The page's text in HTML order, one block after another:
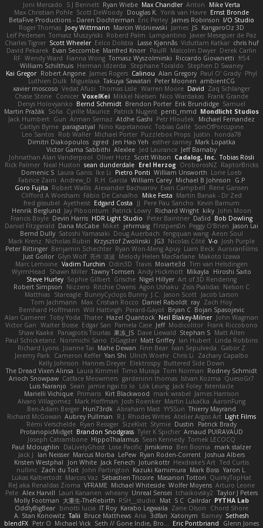
Joni Mercado S J Bennett Ryan Wiebe Max Chandler Anton
Mike Verta
Max Christian Pohle Scott DeWoody Douglas K. Yorik van Havre Ernst Bronde
BetaFive Productions - Daren Dochterman Eric Perley James Robinson I/O Studio
Roger Thomas Joey Wittmann Marcin Wiśniewski James JS KangaroOz 3D
Leif Pedersen Tomasz Muszyński Roberd Palm Lampantino Javier Meseguer de Paz
Charles Tigner Scott Wheeler Eelco Dolstra Lasse Kjønnås Viduttam Katkar chris huf
David Pekarek Evan Seccombe Manfred Knorr PaulR Malcolm Dwyer Derek Carlin
RF Wendy Ward Fianna Wong Tomasz Wyszolmirski Riccardo Giovanetti fr54
William Schilthuis Herman Idzerda Stephane Toraldo Stephen D Swaney
Kai Gregor Robert Angone James Rogers Calinou Alan Gregory Paul O' Grady Phyl
Luthien Dulk Miguelaxa Takuya Sawatari Peter Moonen ambientCG
xavier moscoso Vedat Afuzi Thomas Lisle Warren Moore David Zaq Schlanger
Chase Stone Conicer VoxelKei Mikkel Nielsen Nico Wardakas Frank Grande
Denys Holovyanko Bernd Schmidt Brendon Porter Erik Brundidge Samuel
Martin Pražák Sofia Cyrille Maurice Patrick Nugent penti_mmd Mondlicht Studios
Jack Humbert Gun Arman Sernaz Atdhe Gashi Petr Hloušek
Michael Fernandez
Caitlyn Byrne paragsatyal Nino Kapetanovic Tobias Gallé SonOfPorcupine
Leo Santos Rob Waller Michael Porter Puzzlebox Props Justin
honda78
Dimitri Diakopoulos zgred Jen Hao Yeh esther carney Mark Lopatka
Victor Gama Sabbithi Alexlee Jed Laurance Jeff Barnaby
Johnathan Alan Vanderpool Oliver Hotz Scott Wilson Cadalog, Inc. Tobias Rösli
Rick Palmer Neal Huston sean dunderdale Erel Herzog OroborosNZ RaptorBricks
Domenic S Laura Ganis Ike Li Pietro Ponti William Unsworth Lorie Loeb
Fabrice Zaini Andrew_D R.H. García William Carey Michael B Johnson
G.P
Goro Fujita Robert Wallis Alexander Bachvarov Evan Campbell Rene Gansen
Clifford A Worsham Fábio De Carvalho Mike Festa Martin Banak - Dr Zed
fred gissubel Ayetheist Edgard Costa JJ Pere Pau Sancho Kevin Barnum
Henrik Berglund Jay Piboontum Patrick Lowry Richard Wright kiky John Moon
Francis Boyle Devin Harris HDR Light Studio Peter Baintner Da5id Bob Dowling
Daniel Fitzgerald Dana McCabe Miket jehrmaig f1rstpers0n Peggy O'Brien Jason Lai
Bernd Dully Satoshi Yamasaki Doug Auerbach fengquan wang Aeon Soul
Mark Krenz Nicholas Rubin Krzysztof Zwolinski JG3 Nicolas Côté V-o Josh Purple
Peter Rittinger Benjamin Schechter Ryan Won-Meng Apuy Liam Beck AuroranFilms
Just Gollor Glyn Wolf 亮作 淡波 Melody Helen MacFarlane Makoto Izawa
Marc Lemoine Vadim Turchin Odin3D Travis Moiarte3d Tim van Helsdingen
WyrmHead
Shawn Miller Tawny Tomsen Andy Hickmott Mikayla
Hiroshi Saito
Steve Hurley Sophie Gilbert Grische Nigel Hillyer Art of 3D Rendering
Robert Simpson
Nizzero Ritchie Owens Agon Ushaku Zisis Psalidas Nelson C
Matthias Stareagle BunnyCyclops Bunny J.C. Jason Scott Jacob Larson
Tom Jachmann
Max Cristian Rocco Daniel Raboldt ray Zach Hoy
Bernhard Hoffmann Will Hattingh Perard-Gayot Bryan C Bojan Spasojevic
Alan Camerer Toby Yoda Thater Hazel Quantock Neil Blakey-Milner John Wagman
Victor Gan Walter Bosse Edgar San Pamela Case Jeff Modicolitor Frank Riccobono
Shaw Kaake Panagiotis Tourlas 果冻_JS Dave Liewald Stephan S Matt Allen
Paul Schicketanz
Norimichi Sano DGagster Matt Griffey Ian Hubert Linda Robbins
Richard Lyons Joanne Tai Mahe Dewan Finn Bear Ivan Sepulveda
Gabor Z
Jeremy Park
Cameron Keffer Yan Shi Ulrich Woehr Chris Li
Zachary Capalbo
Kelly Johnson Hannes Dreyer Elektrospy Buttered Side Down
The Dread Vixen Alinsa Laura Kimmel Timo Muraja Tom Norman Rodney Schmidt
Arioch Snowpaw Catface Meowmers gardeninn thomas Istvan Kozma QuesoGr7
Luis Naranjo Sean jamie ngai to lo Lök Leung Jack Foley fxtentacle
Marielli Vichique Primaris Kirt Blackwood mark wrabel James Harrison
Alvaro Villagomez Mark Hoffman Josh Roenker Martin Lukačka AaronFung
Ben-Adam Berger Hun73rdk Abraham Mast YYSSun Thierry Mayrand
Richard McGowan Aubrey Pullman R.J. Rhodes Writes Atelier Argos Art Light Films
Rémi Verschelde Ryan Reisiger SizeKivit Stymie Dustin
Patrick Brady
ProtanopicMidget Brandon Snodgrass Tyler K Spicher Arnaud PUIRAVAUD
Joseph Catrambone HippoThalamus Sean Kennedy Tomek LECOCQ
Paul Mcloughlin
DaLivelyGhost Lose Pacific Jimikimo Ben Bosma
mark stalzer
Jack J
Ian Neisser Marcus Morba LePew Ryan Roden-Corrent Joshua Albers
Kristen Westphal
Jon White Jack Fenech Jotunkottr Hexdrake's Art Ted Curtis
nullinc Zach du Toit John Partington Kazuki Kamimura Mark Boss Yaron L.
Lukas Kalbertodt Marcos Vaz Sébastien Tricoire Masanori Tottori QuirkyTopHat
ReJ aka Renaldas Zioma VFRAME Michael Whiteside Wolfer Moyens Arturo Leone
Pete Alex Harvill Lauri Kananen wheany Unreal Sensei tchaikovsky2 Taylor J Peters
Molly Footman 大重生-TheRebirth RSH__studio Mat S C Cailrdar PYTHA Lab
OddlyBigBear binotti lucia IT Roy Karabo Legwaila Zane Olson
Chord Shore
A. Stan Konowitz Talii Bruce Matthews Aria 3dfan Xatonym Barney Sethesh
blendFX Petr O Michael Vick Seth // Gone Indie, Bro... Eric Pontbriand
Glenn Jones